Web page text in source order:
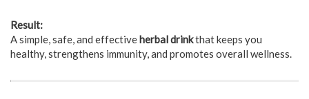
Result:
A simple, safe, and effectiveherbal drinkthat keeps you
healthy, strengthens immunity, and promotes overall wellness.